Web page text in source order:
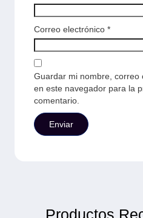
Correo electrónico *
Guardar mi nombre, correo
en este navegador para la
comentario.
Productos